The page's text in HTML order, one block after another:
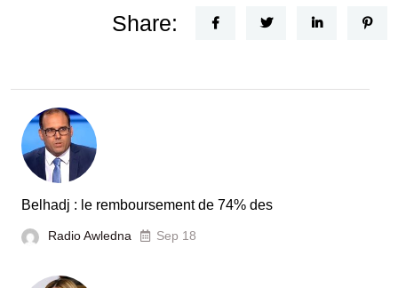
Share:
Belhadj : le remboursement de 74% des
Radio Awledna Sep 18